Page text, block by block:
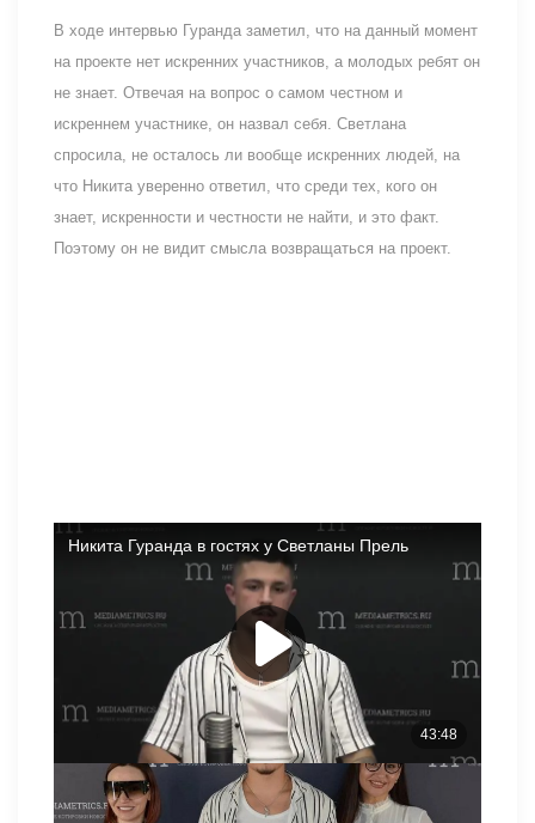
В ходе интервью Гуранда заметил, что на данный момент
на проекте нет искренних участников, а молодых ребят он
не знает. Отвечая на вопрос о самом честном и
искреннем участнике, он назвал себя. Светлана
спросила, не осталось ли вообще искренних людей, на
что Никита уверенно ответил, что среди тех, кого он
знает, искренности и честности не найти, и это факт.
Поэтому он не видит смысла возвращаться на проект.
Никита поделился желанием стать ведущим, но по его
мнению, конкурс на эту роль нацелен на Элину Рахимову.
Когда он и Кристина пытались выяснить ситуацию, они
столкнулись с неудачей.